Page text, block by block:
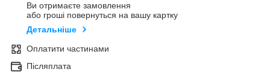
Ви отримаєте замовлення
або гроші повернуться на вашу картку
Детальніше
Оплатити частинами
Післяплата